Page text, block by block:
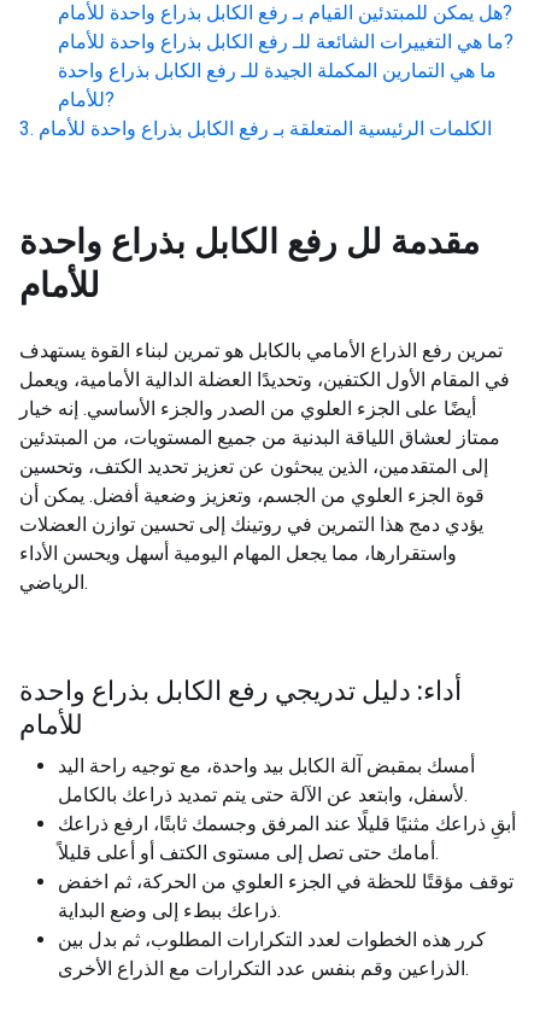
هل يمكن للمبتدئين القيام بـ رفع الكابل بذراع واحدة للأمام
?
ما هي التغييرات الشائعة للـ رفع الكابل بذراع واحدة للأمام
?
ما هي التمارين المكملة الجيدة للـ رفع الكابل بذراع واحدة
للأمام?
الكلمات الرئيسية المتعلقة بـ رفع الكابل بذراع واحدة للأمام
مقدمة لل رفع الكابل بذراع واحدة
للأمام
تمرين رفع الذراع الأمامي بالكابل هو تمرين لبناء القوة يستهدف
في المقام الأول الكتفين، وتحديدًا العضلة الدالية الأمامية، ويعمل
أيضًا على الجزء العلوي من الصدر والجزء الأساسي. إنه خيار
ممتاز لعشاق اللياقة البدنية من جميع المستويات، من المبتدئين
إلى المتقدمين، الذين يبحثون عن تعزيز تحديد الكتف، وتحسين
قوة الجزء العلوي من الجسم، وتعزيز وضعية أفضل. يمكن أن
يؤدي دمج هذا التمرين في روتينك إلى تحسين توازن العضلات
واستقرارها، مما يجعل المهام اليومية أسهل ويحسن الأداء
الرياضي.
أداء: دليل تدريجي رفع الكابل بذراع واحدة
للأمام
أمسك بمقبض آلة الكابل بيد واحدة، مع توجيه راحة اليد
لأسفل، وابتعد عن الآلة حتى يتم تمديد ذراعك بالكامل.
أبقِ ذراعك مثنيًا قليلًا عند المرفق وجسمك ثابتًا، ارفع ذراعك
أمامك حتى تصل إلى مستوى الكتف أو أعلى قليلاً.
توقف مؤقتًا للحظة في الجزء العلوي من الحركة، ثم اخفض
ذراعك ببطء إلى وضع البداية.
كرر هذه الخطوات لعدد التكرارات المطلوب، ثم بدل بين
الذراعين وقم بنفس عدد التكرارات مع الذراع الأخرى.